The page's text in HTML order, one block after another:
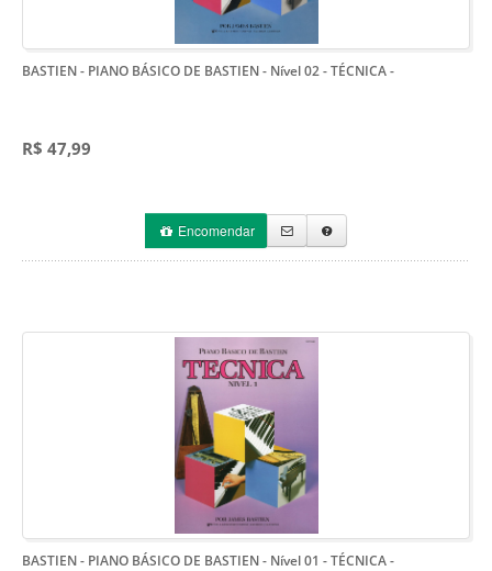
BASTIEN - PIANO BÁSICO DE BASTIEN - Nível 02 - TÉCNICA-
R$ 47,99
Encomendar
BASTIEN - PIANO BÁSICO DE BASTIEN - Nível 01 - TÉCNICA-